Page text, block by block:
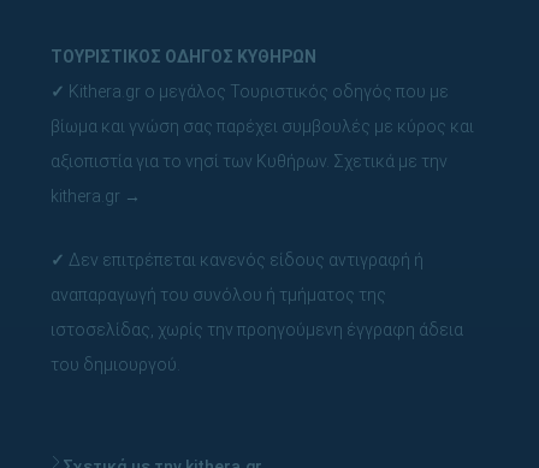
ΤΟΥΡΙΣΤΙΚΟΣ ΟΔΗΓΟΣ ΚΥΘΗΡΩΝ
✓ Kithera.gr ο μεγάλος Τουριστικός οδηγός που με
βίωμα και γνώση σας παρέχει συμβουλές με κύρος και
αξιοπιστία για το νησί των Κυθήρων. Σχετικά με την
kithera.gr →
✓ Δεν επιτρέπεται κανενός είδους αντιγραφή ή
αναπαραγωγή του συνόλου ή τμήματος της
ιστοσελίδας, χωρίς την προηγούμενη έγγραφη άδεια
του δημιουργού.